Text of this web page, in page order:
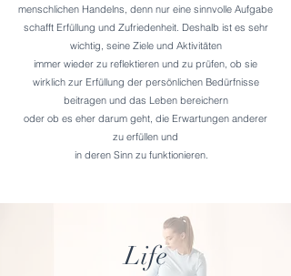
menschlichen Handelns, denn nur eine sinnvolle Aufgabe
schafft Erfüllung und Zufriedenheit. Deshalb ist es sehr
wichtig, seine Ziele und Aktivitäten
immer wieder zu reflektieren und zu prüfen, ob sie
wirklich zur Erfüllung der persönlichen Bedürfnisse
beitragen und das Leben bereichern
oder ob es eher darum geht, die Erwartungen anderer
zu erfüllen und
in deren Sinn zu funktionieren.
Life